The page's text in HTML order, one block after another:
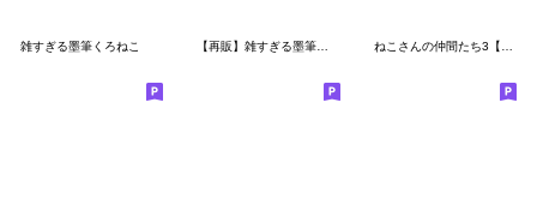
雑すぎる墨筆くろねこ 【再販】雑すぎる墨筆ねこ（お正月セット） ねこさんの仲間たち3【敬語】